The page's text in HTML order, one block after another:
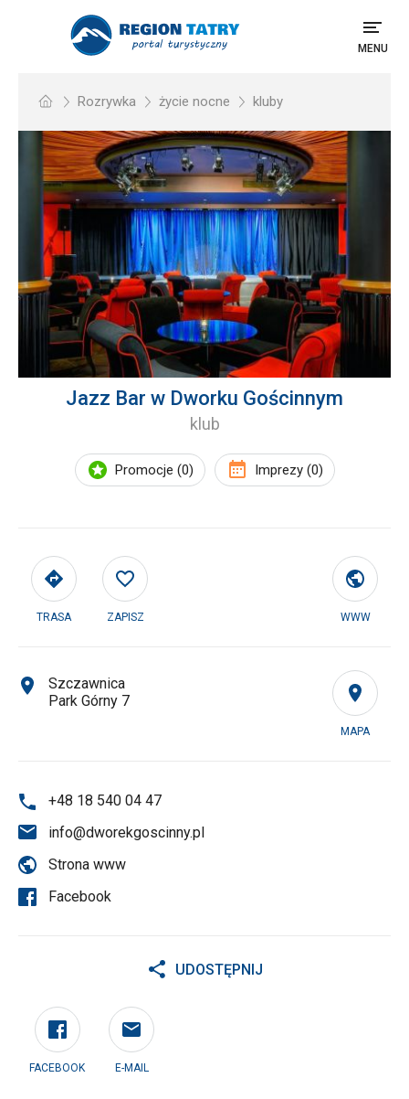
MENU
Rozrywka życie nocne kluby
Jazz Bar w Dworku Gościnnym
klub
Promocje (0) Imprezy (0)
TRASA ZAPISZ WWW
MAPA
Szczawnica
Park Górny 7
+48 18 540 04 47
info@dworekgoscinny.pl
Strona www
Facebook
UDOSTĘPNIJ
FACEBOOK E-MAIL